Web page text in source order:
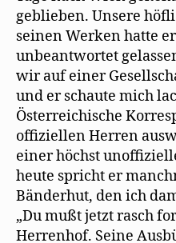
geblieben. Unsere
seinen Werken hatte
unbeantwortet
wir auf einer
und er schaute mich
Österreichische
offiziellen Herren
einer höchst
heute spricht er
Bänderhut, den ich
„Du mußt jetzt rasch
Herrenhof. Seine